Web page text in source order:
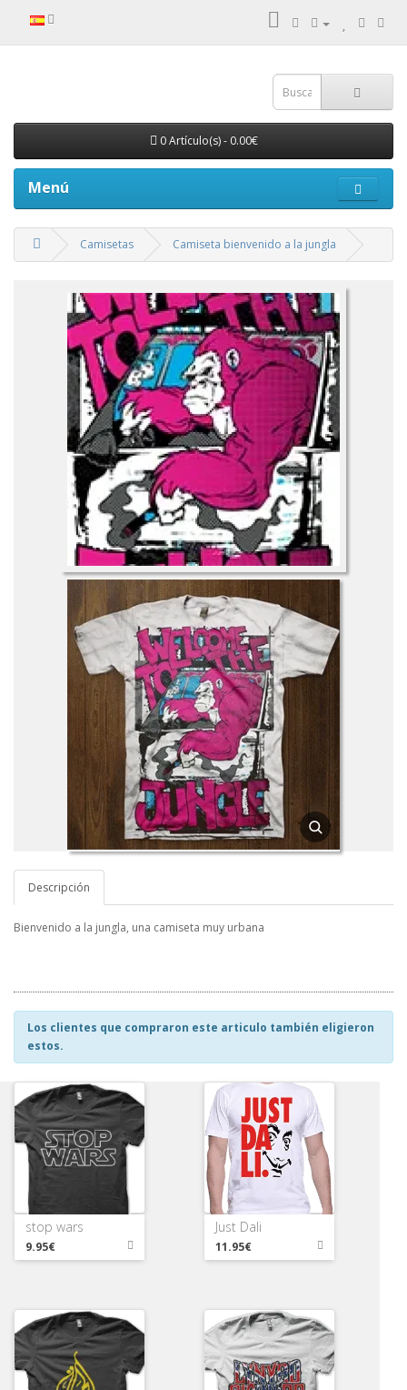
0 Artículo(s) - 0.00€
Menú
Camisetas Camiseta bienvenido a la jungla
Descripción
Bienvenido a la jungla, una camiseta muy urbana
Los clientes que compraron este articulo también eligieron
estos.
stop wars
9.95€
Just Dali
11.95€